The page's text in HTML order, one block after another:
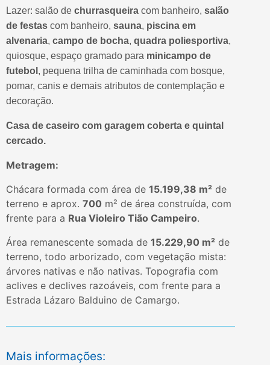
Lazer: salão de churrasqueira com banheiro, salão
de festas com banheiro, sauna, piscina em
alvenaria, campo de bocha, quadra poliesportiva,
quiosque, espaço gramado para minicampo de
futebol , pequena trilha de caminhada com bosque,
pomar, canis e demais atributos de contemplação e
decoração.
Casa de caseiro com garagem coberta e quintal
cercado.
Metragem:
Chácara formada com área de 15.199,38 m² de
terreno e aprox. 700 m² de área construída, com
frente para a Rua Violeiro Tião Campeiro.
Área remanescente somada de 15.229,90 m² de
terreno, todo arborizado, com vegetação mista:
árvores nativas e não nativas. Topografia com
aclives e declives razoáveis, com frente para a
Estrada Lázaro Balduino de Camargo.
Mais informações: